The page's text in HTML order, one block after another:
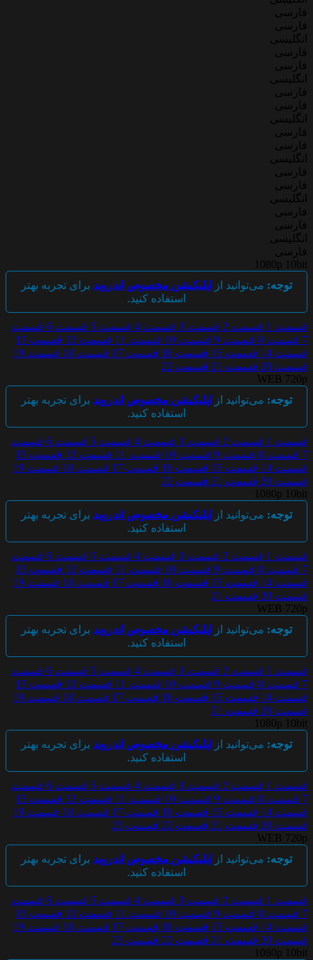
فارسی
فارسی
انگلیسی
فارسی
فارسی
انگلیسی
فارسی
فارسی
انگلیسی
فارسی
فارسی
انگلیسی
فارسی
فارسی
انگلیسی
فارسی
فارسی
انگلیسی
فارسی
1080p 10bit
توجه: می‌توانید از اپلیکیشن مخصوص اندروید برای تجربه بهتر
استفاده کنید.
قسمت 1 قسمت 2 قسمت 3 قسمت 4 قسمت 5 قسمت 6
قسمت
7 قسمت 8 قسمت 9 قسمت 10 قسمت 11 قسمت 12
قسمت 13
قسمت 14
قسمت 15 قسمت 16 قسمت 17 قسمت 18
قسمت 19
قسمت 20
قسمت 21
قسمت 22
WEB 720p
توجه: می‌توانید از اپلیکیشن مخصوص اندروید برای تجربه بهتر
استفاده کنید.
قسمت 1 قسمت 2 قسمت 3 قسمت 4 قسمت 5 قسمت 6
قسمت
7 قسمت 8 قسمت 9 قسمت 10 قسمت 11 قسمت 12
قسمت 13
قسمت 14
قسمت 15 قسمت 16 قسمت 17 قسمت 18
قسمت 19
قسمت 20
قسمت 21
قسمت 22
1080p 10bit
توجه: می‌توانید از اپلیکیشن مخصوص اندروید برای تجربه بهتر
استفاده کنید.
قسمت 1 قسمت 2 قسمت 3 قسمت 4 قسمت 5 قسمت 6
قسمت
7 قسمت 8 قسمت 9 قسمت 10 قسمت 11 قسمت 12
قسمت 13
قسمت 14
قسمت 15 قسمت 16 قسمت 17 قسمت 18
قسمت 19
قسمت 20
قسمت 21
WEB 720p
توجه: می‌توانید از اپلیکیشن مخصوص اندروید برای تجربه بهتر
استفاده کنید.
قسمت 1 قسمت 2 قسمت 3 قسمت 4 قسمت 5 قسمت 6
قسمت
7 قسمت 8 قسمت 9 قسمت 10 قسمت 11 قسمت 12
قسمت 13
قسمت 14
قسمت 15 قسمت 16 قسمت 17 قسمت 18
قسمت 19
قسمت 20
قسمت 21
1080p 10bit
توجه: می‌توانید از اپلیکیشن مخصوص اندروید برای تجربه بهتر
استفاده کنید.
قسمت 1 قسمت 2 قسمت 3 قسمت 4 قسمت 5 قسمت 6
قسمت
7 قسمت 8 قسمت 9 قسمت 10 قسمت 11 قسمت 12
قسمت 13
قسمت 14
قسمت 15 قسمت 16 قسمت 17 قسمت 18
قسمت 19
قسمت 20
قسمت 21 قسمت 22
قسمت 23
WEB 720p
توجه: می‌توانید از اپلیکیشن مخصوص اندروید برای تجربه بهتر
استفاده کنید.
قسمت 1 قسمت 2 قسمت 3 قسمت 4 قسمت 5 قسمت 6
قسمت
7 قسمت 8 قسمت 9 قسمت 10 قسمت 11 قسمت 12
قسمت 13
قسمت 14
قسمت 15 قسمت 16 قسمت 17 قسمت 18
قسمت 19
قسمت 20
قسمت 21 قسمت 22
قسمت 23
1080p 10bit